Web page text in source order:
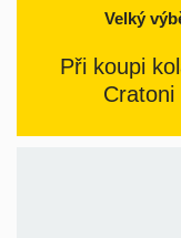
Velký
Při koupi
Cratoni